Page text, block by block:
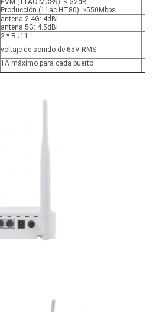
EVM (11AC MCS9): <-32dB
Producción (11ac HT80): ≥550Mbps
antena 2.4G: 4dBi
antena 5G: 4.5dBi
2 * RJ11
voltaje de sonido de 65V RMS
1A máximo para cada puerto